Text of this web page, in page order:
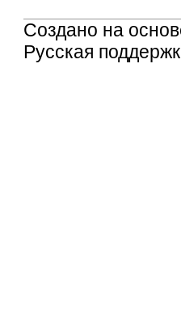
Создано на
Русская